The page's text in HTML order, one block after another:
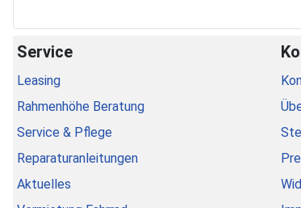
Service
Leasing
Rahmenhöhe Beratung
Service & Pflege
Reparaturanleitungen
Aktuelles